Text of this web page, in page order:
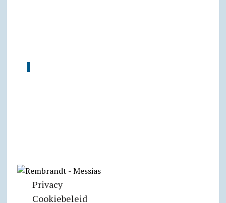
Privacy
Cookiebeleid